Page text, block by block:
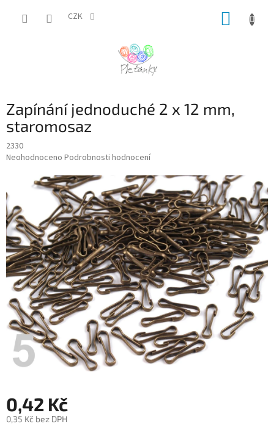
CZK
Zapínání jednoduché 2 x 12 mm,
staromosaz
2330
Průměrné
produktu
je
0,0
z
5
hvězdiček.
Neohodnoceno Podrobnosti hodnocení
0,42 Kč
0,35 Kč bez DPH